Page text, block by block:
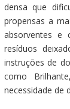
densa que
propensas a
absorventes e
resíduos
instruções de
como
necessidade de